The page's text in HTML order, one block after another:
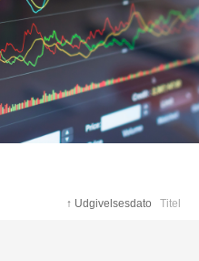
↑ Udgivelsesdato Titel